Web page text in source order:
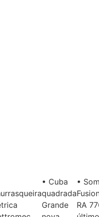
• Cuba
quadrada
Grande
•
RA